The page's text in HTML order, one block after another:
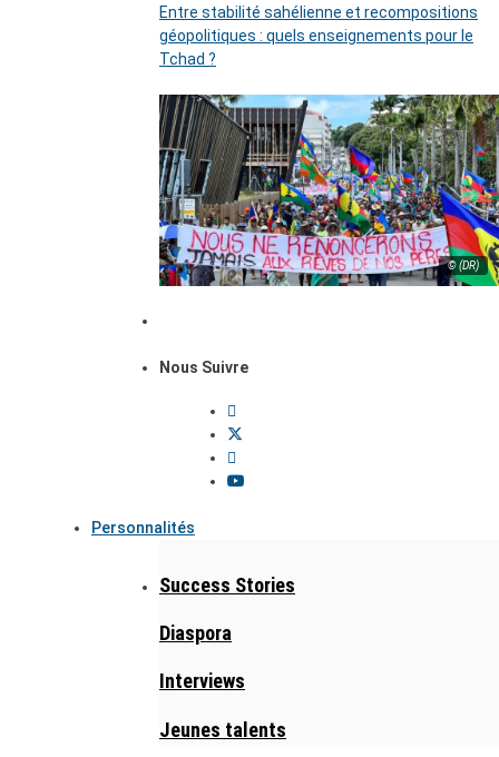
Entre stabilité sahélienne et recompositions
géopolitiques : quels enseignements pour le
Tchad ?
© (DR)
Nous Suivre
Personnalités
Success Stories
Diaspora
Interviews
Jeunes talents